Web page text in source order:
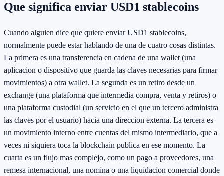
Que significa enviar USD1 stablecoins
Cuando alguien dice que quiere enviar USD1 stablecoins,
normalmente puede estar hablando de una de cuatro cosas distintas.
La primera es una transferencia en cadena de una wallet (una
aplicacion o dispositivo que guarda las claves necesarias para firmar
movimientos) a otra wallet. La segunda es un retiro desde un
exchange (una plataforma que intermedia compra, venta y retiros) o
una plataforma custodial (un servicio en el que un tercero administra
las claves por el usuario) hacia una direccion externa. La tercera es
un movimiento interno entre cuentas del mismo intermediario, que a
veces ni siquiera toca la blockchain publica en ese momento. La
cuarta es un flujo mas complejo, como un pago a proveedores, una
remesa internacional, una nomina o una liquidacion comercial donde